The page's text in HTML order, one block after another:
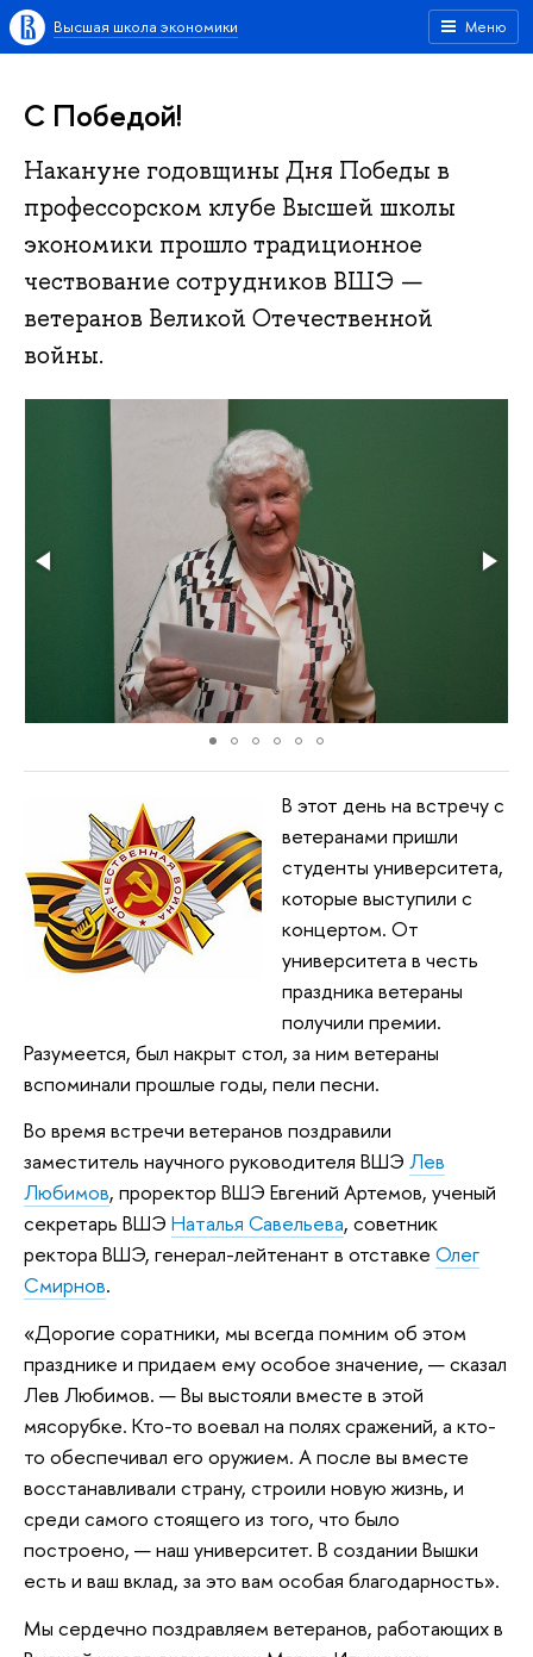
Меню
Высшая школа экономики
С Победой!
Накануне годовщины Дня Победы в
профессорском клубе Высшей школы
экономики прошло традиционное
чествование сотрудников ВШЭ —
ветеранов Великой Отечественной
войны.
В этот день на встречу с
ветеранами пришли
студенты университета,
которые выступили с
концертом. От
университета в честь
праздника ветераны
получили премии.
Разумеется, был накрыт стол, за ним ветераны
вспоминали прошлые годы, пели песни.
Во время встречи ветеранов поздравили
заместитель научного руководителя ВШЭ Лев
Любимов, проректор ВШЭ Евгений Артемов, ученый
секретарь ВШЭ Наталья Савельева, советник
ректора ВШЭ, генерал-лейтенант в отставке Олег
Смирнов.
«Дорогие соратники, мы всегда помним об этом
празднике и придаем ему особое значение, — сказал
Лев Любимов. — Вы выстояли вместе в этой
мясорубке. Кто-то воевал на полях сражений, а кто-
то обеспечивал его оружием. А после вы вместе
восстанавливали страну, строили новую жизнь, и
среди самого стоящего из того, что было
построено, — наш университет. В создании Вышки
есть и ваш вклад, за это вам особая благодарность».
Мы сердечно поздравляем ветеранов, работающих в